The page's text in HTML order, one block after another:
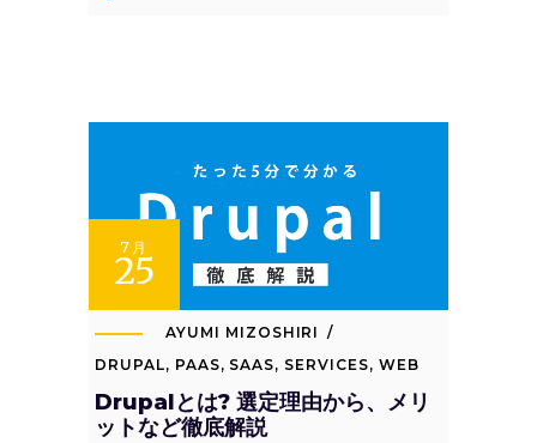
7月
25
AYUMI MIZOSHIRI
DRUPAL, PAAS, SAAS, SERVICES, WEB
Drupalとは? 選定理由から、メリ
ットなど徹底解説